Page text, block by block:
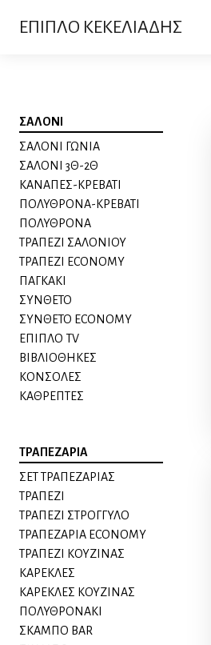
ΕΠΙΠΛΟ ΚΕΚΕΛΙΑΔΗΣ
ΣΑΛΟΝΙ
ΣΑΛΟΝΙ ΓΩΝΙΑ
ΣΑΛΟΝΙ 3Θ-2Θ
ΚΑΝΑΠΕΣ-ΚΡΕΒΑΤΙ
ΠΟΛΥΘΡΟΝΑ-ΚΡΕΒΑΤΙ
ΠΟΛΥΘΡΟΝΑ
ΤΡΑΠΕΖΙ ΣΑΛΟΝΙΟΥ
ΤΡΑΠΕΖΙ ECONOMY
ΠΑΓΚΑΚΙ
ΣΥΝΘΕΤΟ
ΣΥΝΘΕΤΟ ECONOMY
ΕΠΙΠΛΟ TV
ΒΙΒΛΙΟΘΗΚΕΣ
ΚΟΝΣΟΛΕΣ
ΚΑΘΡΕΠΤΕΣ
ΤΡΑΠΕΖΑΡΙΑ
ΣΕΤ ΤΡΑΠΕΖΑΡΙΑΣ
ΤΡΑΠΕΖΙ
ΤΡΑΠΕΖΙ ΣΤΡΟΓΓΥΛΟ
ΤΡΑΠΕΖΑΡΙΑ ECONOMY
ΤΡΑΠΕΖΙ ΚΟΥΖΙΝΑΣ
ΚΑΡΕΚΛΕΣ
ΚΑΡΕΚΛΕΣ ΚΟΥΖΙΝΑΣ
ΠΟΛΥΘΡΟΝΑKI
ΣΚΑΜΠΟ BAR